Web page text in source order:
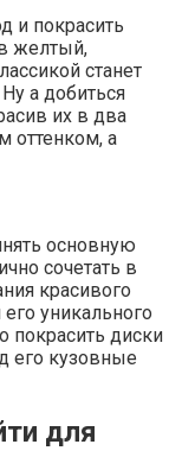
и покрасить
желтый,
станет
а добиться
их в два
оттенком, а
основную
сочетать в
красивого
уникального
покрасить диски
его кузовные
для